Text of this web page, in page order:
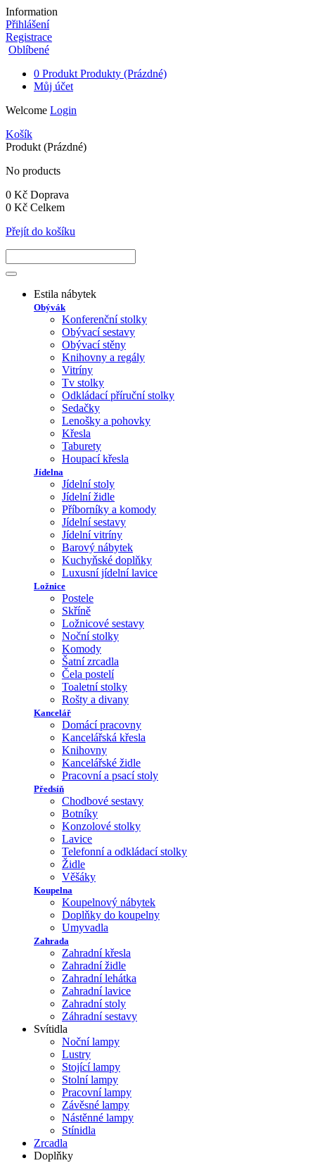
Information
Přihlášení
Registrace
Oblíbené
0 Produkt Produkty (Prázdné)
Můj účet
Welcome Login
Košík
Produkt (Prázdné)
No products
0 Kč Doprava
0 Kč Celkem
Přejít do košíku
Estila nábytek
Obývák
Konferenční stolky
Obývací sestavy
Obývací stěny
Knihovny a regály
Vitríny
Tv stolky
Odkládací příruční stolky
Sedačky
Lenošky a pohovky
Křesla
Taburety
Houpací křesla
Jídelna
Jídelní stoly
Jídelní židle
Příborníky a komody
Jídelní sestavy
Jídelní vitríny
Barový nábytek
Kuchyňské doplňky
Luxusní jídelní lavice
Ložnice
Postele
Skříně
Ložnicové sestavy
Noční stolky
Komody
Šatní zrcadla
Čela postelí
Toaletní stolky
Rošty a divany
Kancelář
Domácí pracovny
Kancelářská křesla
Knihovny
Kancelářské židle
Pracovní a psací stoly
Předsíň
Chodbové sestavy
Botníky
Konzolové stolky
Lavice
Telefonní a odkládací stolky
Židle
Věšáky
Koupelna
Koupelnový nábytek
Doplňky do koupelny
Umyvadla
Zahrada
Zahradní křesla
Zahradní židle
Zahradní lehátka
Zahradní lavice
Zahradní stoly
Záhradní sestavy
Svítidla
Noční lampy
Lustry
Stojící lampy
Stolní lampy
Pracovní lampy
Závěsné lampy
Nástěnné lampy
Stínidla
Zrcadla
Doplňky